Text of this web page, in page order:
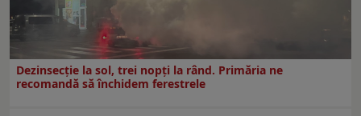
Dezinsecţie la sol, trei nopţi la rând. Primăria ne
recomandă să închidem ferestrele